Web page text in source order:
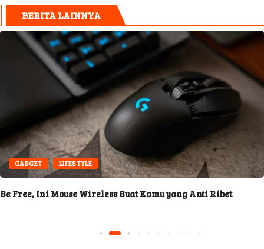
BERITA LAINNYA
GADGET LIFESTYLE
Be Free, Ini Mouse Wireless Buat Kamu yang Anti Ribet